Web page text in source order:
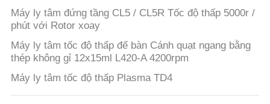
Máy ly tâm đứng tầng CL5 / CL5R Tốc độ thấp 5000r /
phút với Rotor xoay
Máy ly tâm tốc độ thấp để bàn Cánh quạt ngang bằng
thép không gỉ 12x15ml L420-A 4200rpm
Máy ly tâm tốc độ thấp Plasma TD4